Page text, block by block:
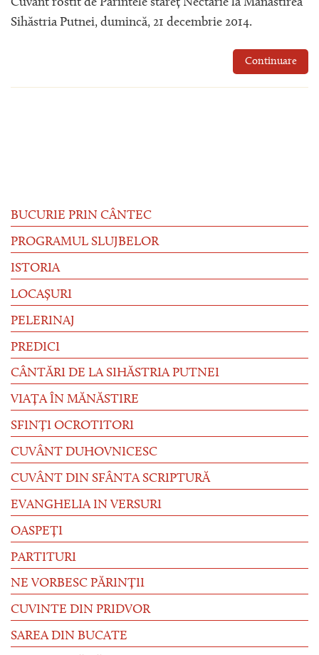
Cuvânt rostit de Părintele stareț Nectarie la Mănăstirea
Sihăstria Putnei, dumincă, 21 decembrie 2014.
Continuare
BUCURIE PRIN CÂNTEC
PROGRAMUL SLUJBELOR
ISTORIA
LOCAȘURI
PELERINAJ
PREDICI
CÂNTĂRI DE LA SIHĂSTRIA PUTNEI
VIAȚA ÎN MĂNĂSTIRE
SFINȚI OCROTITORI
CUVÂNT DUHOVNICESC
CUVÂNT DIN SFÂNTA SCRIPTURĂ
EVANGHELIA IN VERSURI
OASPEȚI
PARTITURI
NE VORBESC PĂRINȚII
CUVINTE DIN PRIDVOR
SAREA DIN BUCATE